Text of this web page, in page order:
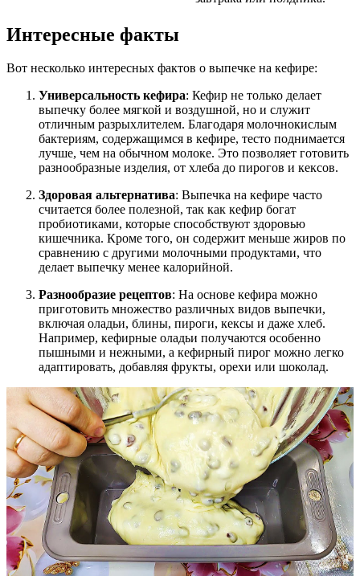
Интересные факты
Вот несколько интересных фактов о выпечке на кефире:
Универсальность кефира: Кефир не только делает
выпечку более мягкой и воздушной, но и служит
отличным разрыхлителем. Благодаря молочнокислым
бактериям, содержащимся в кефире, тесто поднимается
лучше, чем на обычном молоке. Это позволяет готовить
разнообразные изделия, от хлеба до пирогов и кексов.
Здоровая альтернатива: Выпечка на кефире часто
считается более полезной, так как кефир богат
пробиотиками, которые способствуют здоровью
кишечника. Кроме того, он содержит меньше жиров по
сравнению с другими молочными продуктами, что
делает выпечку менее калорийной.
Разнообразие рецептов: На основе кефира можно
приготовить множество различных видов выпечки,
включая оладьи, блины, пироги, кексы и даже хлеб.
Например, кефирные оладьи получаются особенно
пышными и нежными, а кефирный пирог можно легко
адаптировать, добавляя фрукты, орехи или шоколад.